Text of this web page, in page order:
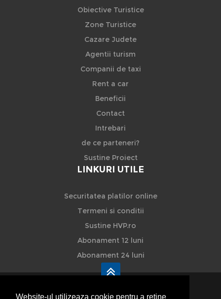
Website-ul utilizeaza cookie pentru a reţine
Obiective Turistice
Zone Turistice
Cazare Judete
Agentii turism
Companii de taxi
Rent a car
Beneficii
Contact
Intrebari
de ce parteneri?
Sustine Proiect
LINKURI UTILE
Securitatea platilor online
Termeni si conditii
Sustine HVP.ro
Abonament 12 luni
Abonament 24 luni